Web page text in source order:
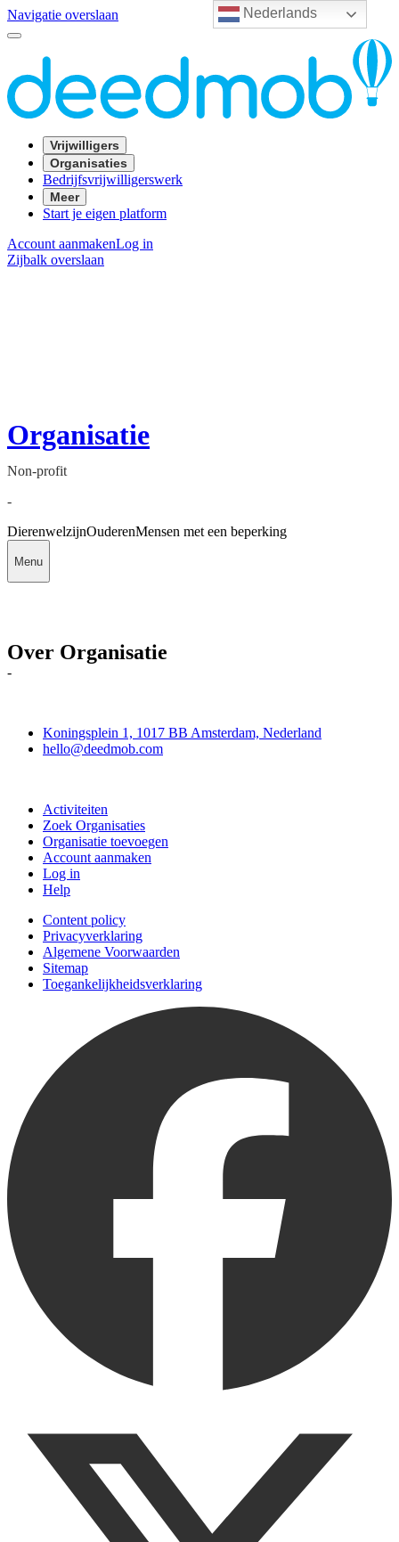
Nederlands
Navigatie overslaan
Vrijwilligers
Organisaties
Bedrijfsvrijwilligerswerk
Meer
Start je eigen platform
Account aanmakenLog in
Zijbalk overslaan
Organisatie
Non-profit
-
DierenwelzijnOuderenMensen met een beperking
Menu
Over Organisatie
-
Koningsplein 1, 1017 BB Amsterdam, Nederland
hello@deedmob.com
Activiteiten
Zoek Organisaties
Organisatie toevoegen
Account aanmaken
Log in
Help
Content policy
Privacyverklaring
Algemene Voorwaarden
Sitemap
Toegankelijkheidsverklaring